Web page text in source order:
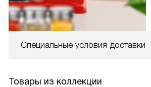
Специальные условия доставки
Товары из коллекции